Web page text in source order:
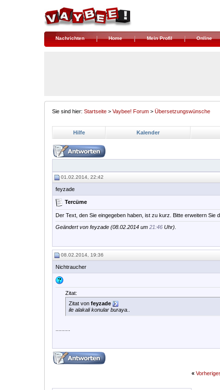
Nachrichten Home Mein Profil Online
Sie sind hier: Startseite > Vaybee! Forum > Übersetzungswünsche
Hilfe Kalender
01.02.2014, 22:42
feyzade
Tercüme
Der Text, den Sie eingegeben haben, ist zu kurz. Bitte erweitern Sie
Geändert von feyzade (08.02.2014 um 21:46 Uhr).
08.02.2014, 19:36
Nichtraucher
Zitat:
Zitat von feyzade
ile alakali konular buraya..
«